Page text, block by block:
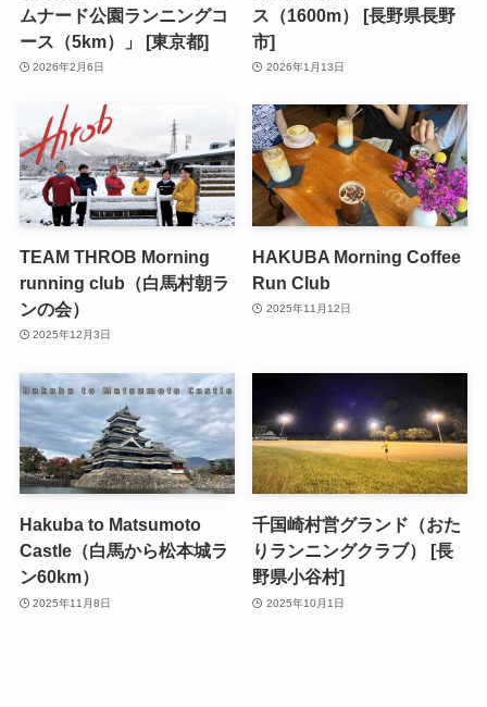
ムナード公園ランニングコ
ース（5km）」 [東京都]
2026年2月6日
ス（1600m） [長野県長野
市]
2026年1月13日
TEAM THROB Morning
running club（白馬村朝ラ
ンの会）
2025年12月3日
HAKUBA Morning Coffee
Run Club
2025年11月12日
Hakuba to Matsumoto
Castle（白馬から松本城ラ
ン60km）
2025年11月8日
千国崎村営グランド（おた
りランニングクラブ） [長
野県小谷村]
2025年10月1日